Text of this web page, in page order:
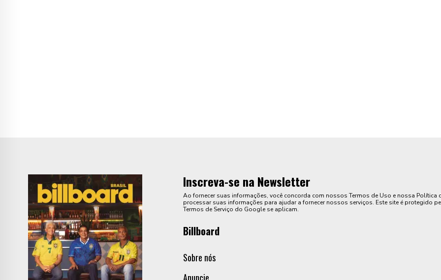
Inscreva-se na Newsletter
Ao fornecer suas informações, você concorda com nossos Termos de Uso e nossa
processar suas informações para ajudar a fornecer nossos serviços. Este site é protegido
Termos de Serviço do Google se aplicam.
Billboard
Sobre nós